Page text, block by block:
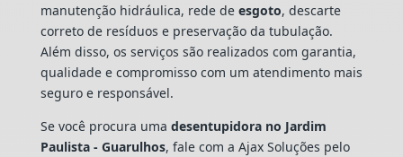
manutenção hidráulica, rede de esgoto, descarte
correto de resíduos e preservação da tubulação.
Além disso, os serviços são realizados com garantia,
qualidade e compromisso com um atendimento mais
seguro e responsável.
Se você procura uma desentupidora no Jardim
Paulista - Guarulhos, fale com a Ajax Soluções pelo